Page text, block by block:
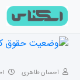
احسان طاهری